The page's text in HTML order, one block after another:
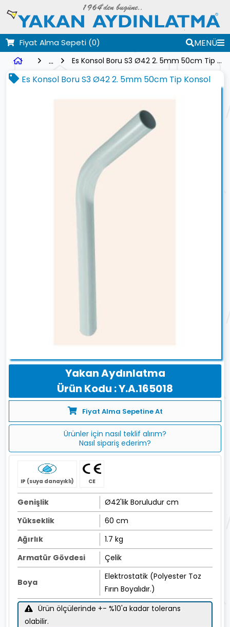
Fiyat Alma Sepeti (0)
MENÜ
...
Es Konsol Boru S3 Ø42 2. 5mm 50cm Tip Konsol
Es Konsol Boru S3 Ø42 2. 5mm 50cm Tip Konsol
Yakan Aydınlatma
Ürün Kodu : Y.A.165018
Fiyat Alma Sepetine At
Ürünler için nasıl teklif alırım?
Nasıl sipariş ederim?
IP (suya danayıklı) CE
Genişlik
Ø42'lik Boruludur cm
Yükseklik
60 cm
Ağırlık
1.7 kg
Armatür Gövdesi
Çelik
Boya
Elektrostatik (Polyester Toz
Fırın Boyalıdır.)
Ürün ölçülerinde +- %10'a kadar tolerans
olabilir.